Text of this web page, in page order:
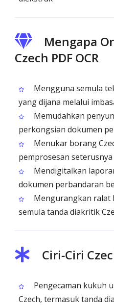
Mengapa
Czech PDF OCR
Mengguna semula
yang dijana melalui
Memudahkan
perkongsian dokumen
Menukar borang
pemprosesan seterusnya
Mendigitalkan
dokumen perbandaran
Mengurangkan ralat
semula tanda diakritik
Ciri-Ciri
Pengecaman kukuh
Czech, termasuk tanda